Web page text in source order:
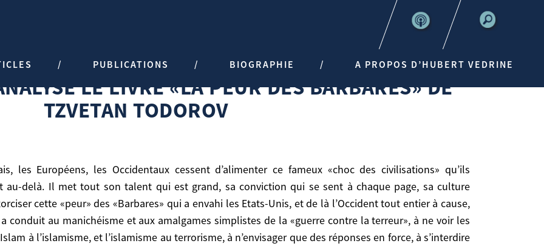
PUBLICATIONS BIOGRAPHIE A PROPOS D’HUBERT VEDRINE
LE LIVRE «LA PEUR DES BARBARES» DE
TZVETAN TODOROV
au-delà. Il met tout son talent qui est grand, sa conviction qui se sent à chaque page, sa culture
cette «peur» des «Barbares» qui a envahi les Etats-Unis, et de là l’Occident tout entier à cause,
conduit au manichéisme et aux amalgames simplistes de la «guerre contre la terreur», à ne voir les
à l’islamisme, et l’islamisme au terrorisme, à n’envisager que des réponses en force, à s’interdire
LIVRE «LA PEUR DES BARBARES» DE TZVETAN TODOROV
de Tzvetan Todorov